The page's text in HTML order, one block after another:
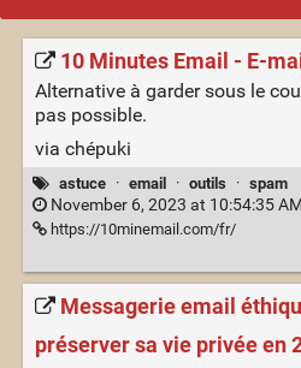
10 Minutes Email - E-
Alternative à garder sous le
pas possible.
via chépuki
astuce · email · outils · spam
November 6, 2023 at 10:54:35
https://10minemail.com/fr/
Messagerie email
préserver sa vie privée en